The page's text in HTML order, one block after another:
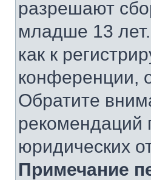
разрешают
младше 13
как к
конференции,
Обратите
рекомендаций
юридических
Примечание